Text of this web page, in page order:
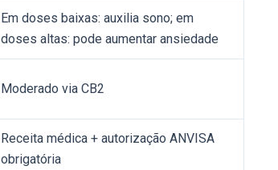
Em doses baixas: auxilia sono; em
doses altas: pode aumentar ansiedade
Moderado via CB2
Receita médica + autorização ANVISA
obrigatória